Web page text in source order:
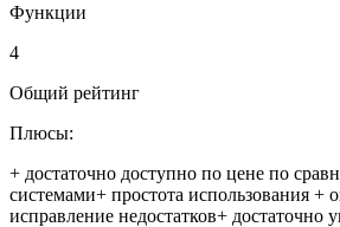
Функции
4
Общий рейтинг
Плюсы:
+ достаточно доступно по цене по
системами+ простота использования +
исправление недостатков+ достаточно